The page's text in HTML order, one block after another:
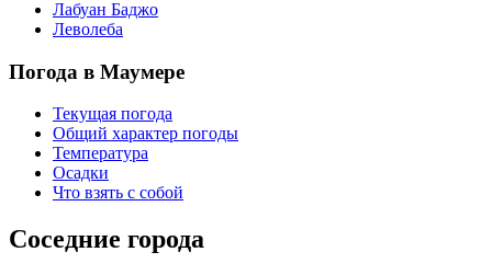
Лабуан Баджо
Леволеба
Погода в Маумере
Текущая погода
Общий характер погоды
Температура
Осадки
Что взять с собой
Соседние города